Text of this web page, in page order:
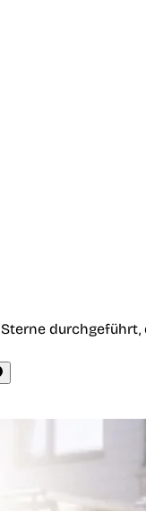
durchgeführt,